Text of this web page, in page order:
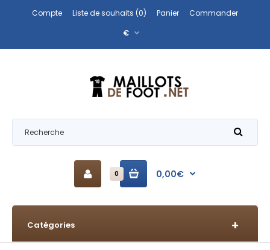
Compte Liste de souhaits (0) Panier
Commander
€
0 0,00€
Catégories